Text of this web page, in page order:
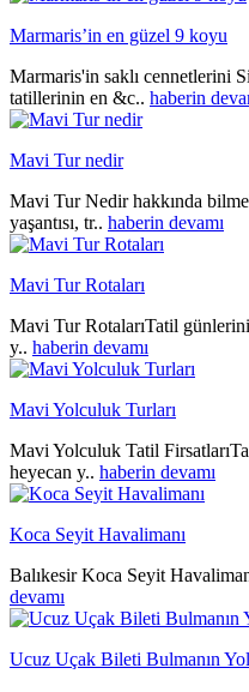
Marmaris’in en güzel 9 koyu
Marmaris'in saklı cennetlerini
tatillerinin en &c.. haberin
Mavi Tur nedir
Mavi Tur Nedir hakkında
yaşantısı, tr.. haberin devamı
Mavi Tur Rotaları
Mavi Tur RotalarıTatil
y.. haberin devamı
Mavi Yolculuk Turları
Mavi Yolculuk Tatil
heyecan y.. haberin devamı
Koca Seyit Havalimanı
Balıkesir Koca Seyit
devamı
Ucuz Uçak Bileti Bulmanın